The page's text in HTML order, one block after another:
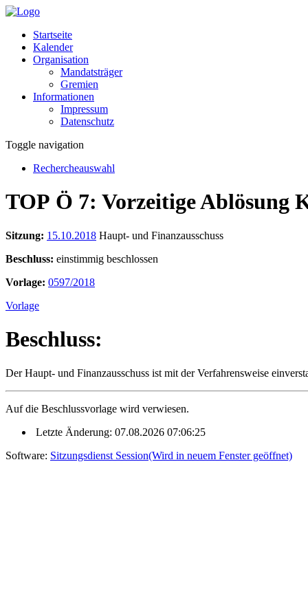
Startseite
Kalender
Organisation
Mandatsträger
Gremien
Informationen
Impressum
Datenschutz
Toggle navigation
Rechercheauswahl
TOP Ö 7: Vorzeitige Ablösung
Sitzung: 15.10.2018 Haupt- und Finanzausschuss
Beschluss: einstimmig beschlossen
Vorlage: 0597/2018
Vorlage
Beschluss:
Der Haupt- und Finanzausschuss ist mit der Verfahrensweise
Auf die Beschlussvorlage wird verwiesen.
Letzte Änderung: 07.08.2026 07:06:25
Software: Sitzungsdienst Session(Wird in neuem Fenster geöffnet)